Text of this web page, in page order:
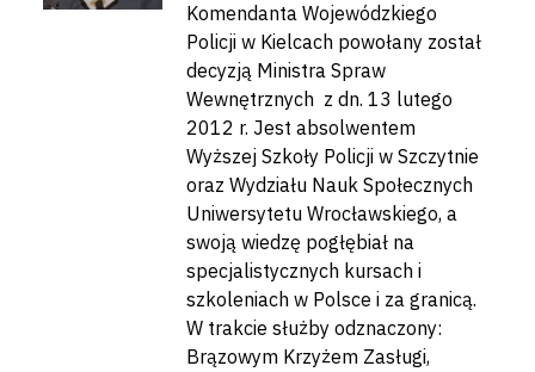
Komendanta Wojewódzkiego
Policji w Kielcach powołany został
decyzją Ministra Spraw
Wewnętrznych z dn. 13 lutego
2012 r. Jest absolwentem
Wyższej Szkoły Policji w Szczytnie
oraz Wydziału Nauk Społecznych
Uniwersytetu Wrocławskiego, a
swoją wiedzę pogłębiał na
specjalistycznych kursach i
szkoleniach w Polsce i za granicą.
W trakcie służby odznaczony:
Brązowym Krzyżem Zasługi,